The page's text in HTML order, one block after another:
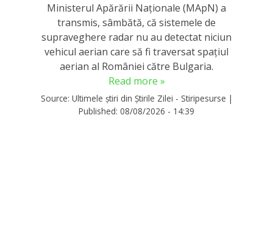
Ministerul Apărării Naționale (MApN) a
transmis, sâmbătă, că sistemele de
supraveghere radar nu au detectat niciun
vehicul aerian care să fi traversat spațiul
aerian al României către Bulgaria.
Read more »
Source: Ultimele știri din Știrile Zilei - Stiripesurse |
Published: 08/08/2026 - 14:39